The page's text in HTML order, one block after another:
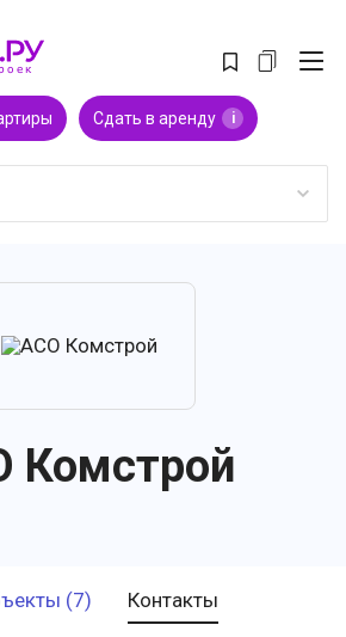
Сдать в аренду i
Комстрой
(7) Контакты